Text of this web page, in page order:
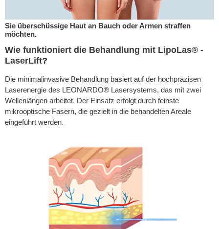
Sie überschüssige Haut an Bauch oder Armen straffen
möchten.
Wie funktioniert die Behandlung mit LipoLas® -
LaserLift?
Die minimalinvasive Behandlung basiert auf der hochpräzisen
Laserenergie des LEONARDO® Lasersystems, das mit zwei
Wellenlängen arbeitet. Der Einsatz erfolgt durch feinste
mikrooptische Fasern, die gezielt in die behandelten Areale
eingeführt werden.